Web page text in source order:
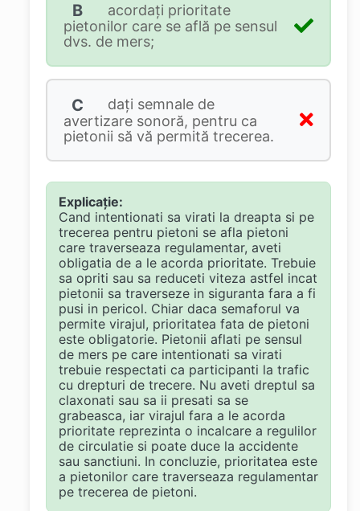
B
acordaţi prioritate
pietonilor care se află pe sensul
dvs. de mers;
C
daţi semnale de
avertizare sonoră, pentru ca
pietonii să vă permită trecerea.
Explicație:
Cand intentionati sa virati la dreapta si pe
trecerea pentru pietoni se afla pietoni
care traverseaza regulamentar, aveti
obligatia de a le acorda prioritate. Trebuie
sa opriti sau sa reduceti viteza astfel incat
pietonii sa traverseze in siguranta fara a fi
pusi in pericol. Chiar daca semaforul va
permite virajul, prioritatea fata de pietoni
este obligatorie. Pietonii aflati pe sensul
de mers pe care intentionati sa virati
trebuie respectati ca participanti la trafic
cu drepturi de trecere. Nu aveti dreptul sa
claxonati sau sa ii presati sa se
grabeasca, iar virajul fara a le acorda
prioritate reprezinta o incalcare a regulilor
de circulatie si poate duce la accidente
sau sanctiuni. In concluzie, prioritatea este
a pietonilor care traverseaza regulamentar
pe trecerea de pietoni.